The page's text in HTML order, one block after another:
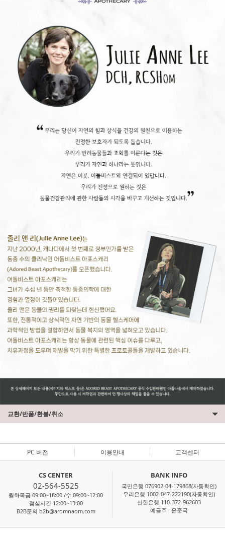
교환/반품/환불/취소
PC 버전 이용안내 고객센터
CS CENTER
02-564-5525
월화목금 09:00~18:00 /수 09:00~12:00
점심시간 12:00~13:00
B2B문의 b2b@aromnaom.com
BANK INFO
국민은행 076902-04-179868(자동확인)
우리은행 1002-047-222190(자동확인)
신한은행 110-372-962603
예금주 : 윤준국